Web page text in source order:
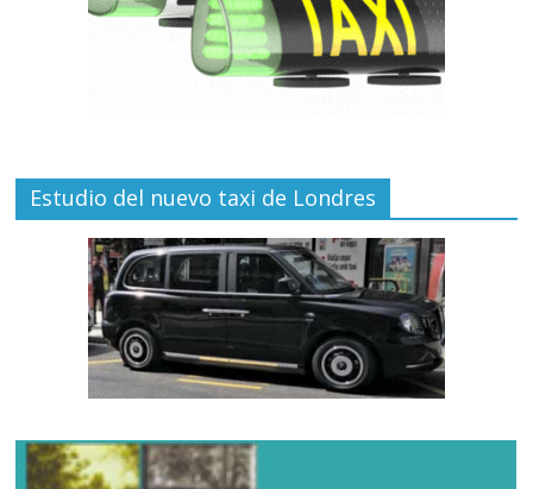
Estudio del nuevo taxi de Londres